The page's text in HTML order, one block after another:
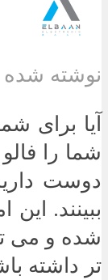
نوشته
آیا برای
شما را
دوست
ببینند.
شده و می
تر داشته